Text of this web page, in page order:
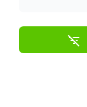
filter_list_off